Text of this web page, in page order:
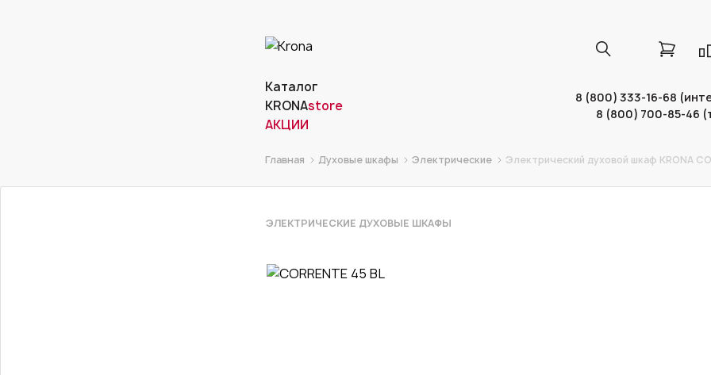
Каталог
KRONAstore
АКЦИИ
8 (800) 333-16-68
8 (800) 700-85-46
Главная Духовые шкафы Электрические Электрический духовой шкаф KRONA
ЭЛЕКТРИЧЕСКИЕ ДУХОВЫЕ ШКАФЫ